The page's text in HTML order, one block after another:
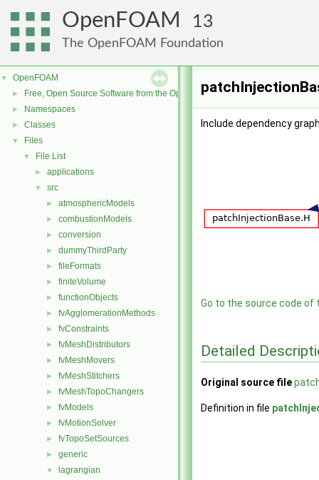
OpenFOAM 13
The OpenFOAM Foundation
▼ OpenFOAM
► Free, Open Source Software from the OpenFOAM Foundation
► Namespaces
► Classes
▼ Files
▼ File List
► applications
▼ src
► atmosphericModels
► combustionModels
► conversion
► dummyThirdParty
► fileFormats
► finiteVolume
► functionObjects
► fvAgglomerationMethods
► fvConstraints
► fvMeshDistributors
► fvMeshMovers
► fvMeshStitchers
► fvMeshTopoChangers
► fvModels
► fvMotionSolver
► fvTopoSetSources
► generic
▼ lagrangian
Include dependency
Go to the source code of
Detailed
Original source file
Definition in file